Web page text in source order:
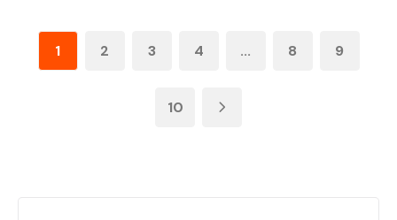
1 2 3 4 ... 8 9
10